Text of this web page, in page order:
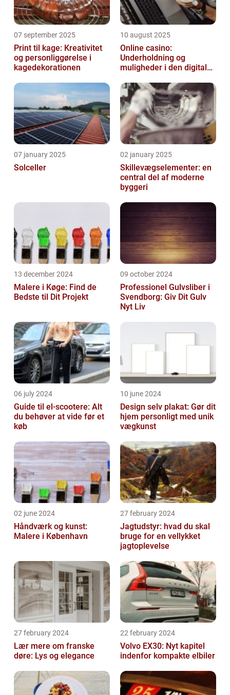
07 september 2025
Print til kage: Kreativitet
og personliggørelse i
kagedekorationen
10 august 2025
Online casino:
Underholdning og
muligheder i den digitale
07 january 2025
Solceller
02 january 2025
Skillevægselementer: en
central del af moderne
byggeri
13 december 2024
Malere i Køge: Find de
Bedste til Dit Projekt
09 october 2024
Professionel Gulvsliber i
Svendborg: Giv Dit Gulv
Nyt Liv
06 july 2024
Guide til el-scootere: Alt
du behøver at vide før et
køb
10 june 2024
Design selv plakat: Gør dit
hjem personligt med unik
vægkunst
02 june 2024
Håndværk og kunst:
Malere i København
27 february 2024
Jagtudstyr: hvad du skal
bruge for en vellykket
jagtoplevelse
27 february 2024
Lær mere om franske
døre: Lys og elegance
22 february 2024
Volvo EX30: Nyt kapitel
indenfor kompakte elbiler